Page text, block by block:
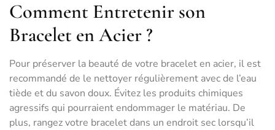
Comment Entretenir son
Bracelet en Acier ?
Pour préserver la beauté de votre bracelet en acier, il est
recommandé de le nettoyer régulièrement avec de l’eau
tiède et du savon doux. Évitez les produits chimiques
agressifs qui pourraient endommager le matériau. De
plus, rangez votre bracelet dans un endroit sec lorsqu’il